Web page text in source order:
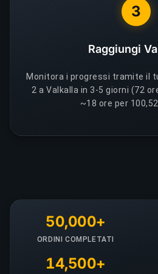
3
Raggiungi
Monitora i progressi tramite il
2 a Valkalla in 3-5 giorni (72
~18 ore per
50,000+
ORDINI COMPLETATI
14,500+